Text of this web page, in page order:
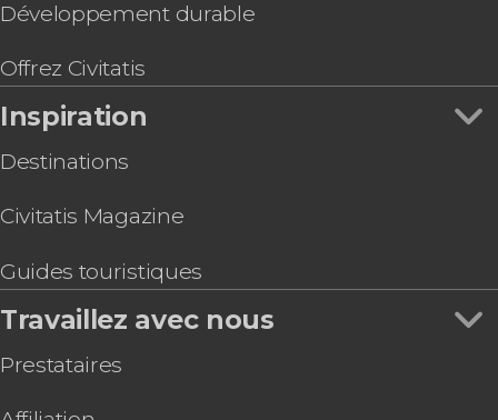
Développement durable
Offrez Civitatis
Inspiration
Destinations
Civitatis Magazine
Guides touristiques
Travaillez avec nous
Prestataires